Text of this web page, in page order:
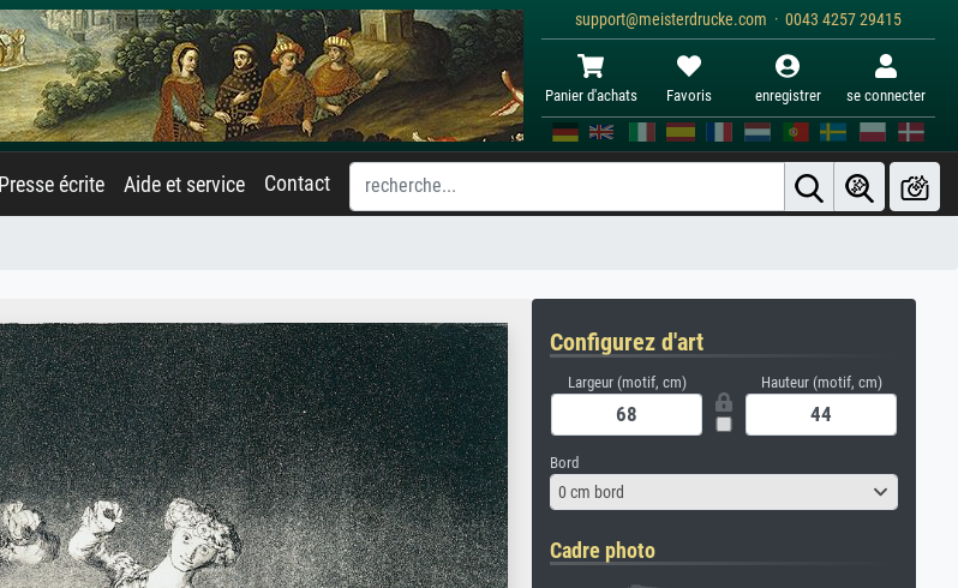
support@meisterdrucke.com · 0043 4257 29415
Panier d'achats Favoris enregistrer se connecter
Presse écrite Aide et service Contact
Configurez d'art
Largeur (motif, cm) Hauteur (motif, cm)
Bord
0 cm bord
Cadre photo